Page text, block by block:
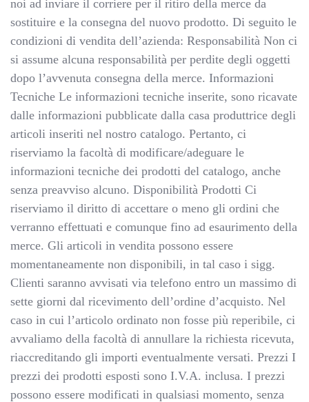
noi ad inviare il corriere per il ritiro della merce da
sostituire e la consegna del nuovo prodotto. Di seguito le
condizioni di vendita dell’azienda: Responsabilità Non ci
si assume alcuna responsabilità per perdite degli oggetti
dopo l’avvenuta consegna della merce. Informazioni
Tecniche Le informazioni tecniche inserite, sono ricavate
dalle informazioni pubblicate dalla casa produttrice degli
articoli inseriti nel nostro catalogo. Pertanto, ci
riserviamo la facoltà di modificare/adeguare le
informazioni tecniche dei prodotti del catalogo, anche
senza preavviso alcuno. Disponibilità Prodotti Ci
riserviamo il diritto di accettare o meno gli ordini che
verranno effettuati e comunque fino ad esaurimento della
merce. Gli articoli in vendita possono essere
momentaneamente non disponibili, in tal caso i sigg.
Clienti saranno avvisati via telefono entro un massimo di
sette giorni dal ricevimento dell’ordine d’acquisto. Nel
caso in cui l’articolo ordinato non fosse più reperibile, ci
avvaliamo della facoltà di annullare la richiesta ricevuta,
riaccreditando gli importi eventualmente versati. Prezzi I
prezzi dei prodotti esposti sono I.V.A. inclusa. I prezzi
possono essere modificati in qualsiasi momento, senza